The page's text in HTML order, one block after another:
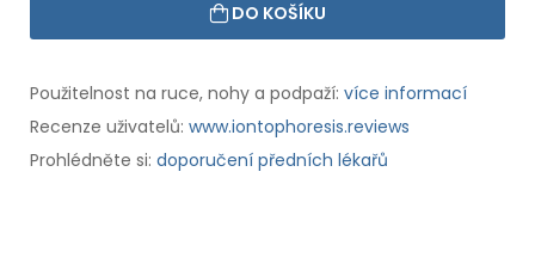
DO KOŠÍKU
Použitelnost na ruce, nohy a podpaží: více informací
Recenze uživatelů: www.iontophoresis.reviews
Prohlédněte si: doporučení předních lékařů